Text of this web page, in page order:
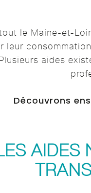
le Maine-et-
leur
aides
Découvrons
AIDES